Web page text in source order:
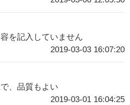
を記入していません
2019-03-03 16:07:20
、品質もよい
2019-03-01 16:04:25